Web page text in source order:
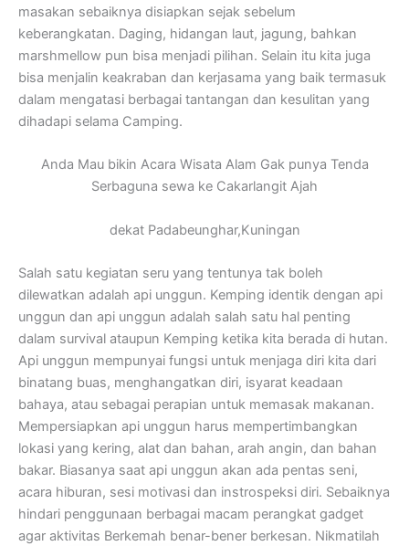
masakan sebaiknya disiapkan sejak sebelum
keberangkatan. Daging, hidangan laut, jagung, bahkan
marshmellow pun bisa menjadi pilihan. Selain itu kita juga
bisa menjalin keakraban dan kerjasama yang baik termasuk
dalam mengatasi berbagai tantangan dan kesulitan yang
dihadapi selama Camping.
Anda Mau bikin Acara Wisata Alam Gak punya Tenda
Serbaguna sewa ke Cakarlangit Ajah
dekat Padabeunghar,Kuningan
Salah satu kegiatan seru yang tentunya tak boleh
dilewatkan adalah api unggun. Kemping identik dengan api
unggun dan api unggun adalah salah satu hal penting
dalam survival ataupun Kemping ketika kita berada di hutan.
Api unggun mempunyai fungsi untuk menjaga diri kita dari
binatang buas, menghangatkan diri, isyarat keadaan
bahaya, atau sebagai perapian untuk memasak makanan.
Mempersiapkan api unggun harus mempertimbangkan
lokasi yang kering, alat dan bahan, arah angin, dan bahan
bakar. Biasanya saat api unggun akan ada pentas seni,
acara hiburan, sesi motivasi dan instrospeksi diri. Sebaiknya
hindari penggunaan berbagai macam perangkat gadget
agar aktivitas Berkemah benar-bener berkesan. Nikmatilah